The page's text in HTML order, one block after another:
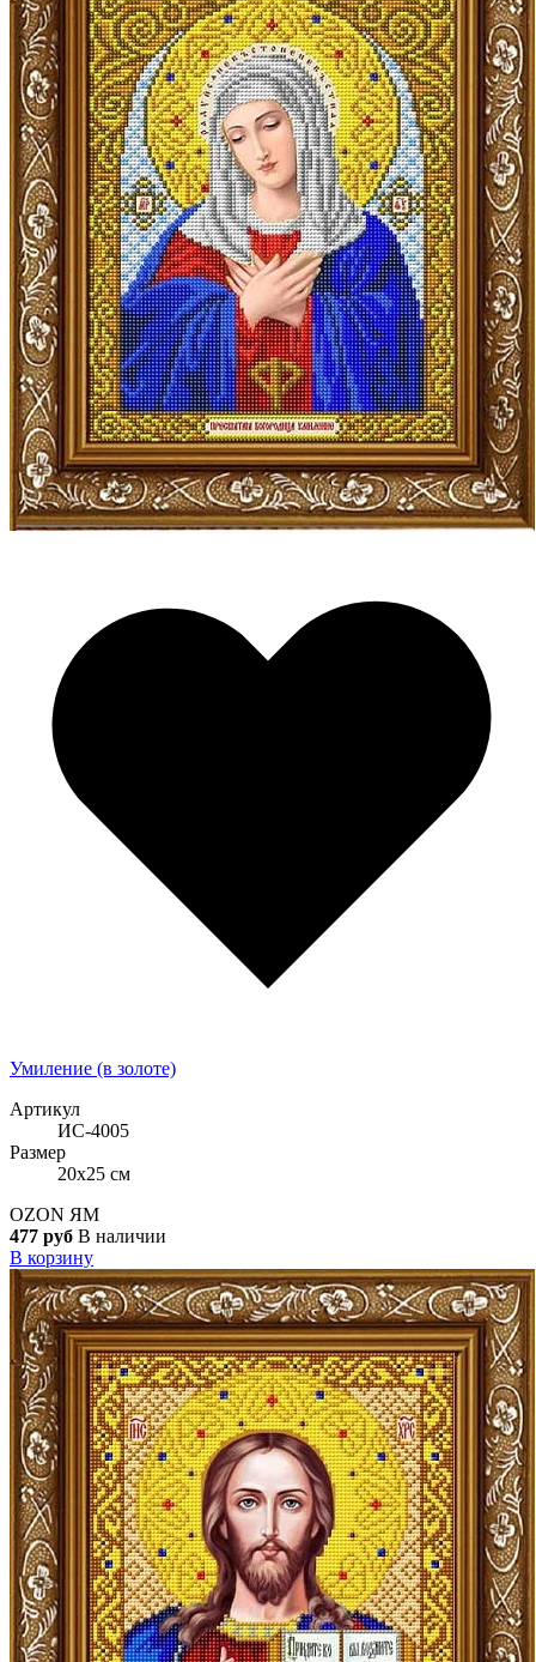
Умиление (в золоте)
Артикул
ИС-4005
Размер
20x25 см
OZON ЯМ
477 руб В наличии
В корзину